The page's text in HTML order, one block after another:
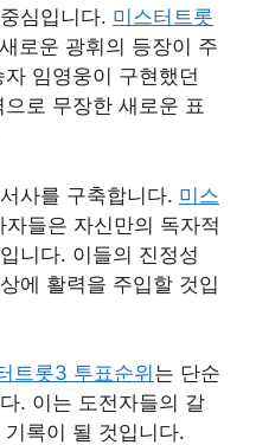
심입니다. 미스터트롯
로운 광휘의 등장이 주
임영웅이 구현했던
로 무장한 새로운 표
사를 구축합니다. 미스
자들은 자신만의 독자적
니다. 이들의 진정성
에 활력을 주입할 것입
트롯3 투표순위 는 단순
. 이는 도전자들의 갈
록이 될 것입니다.